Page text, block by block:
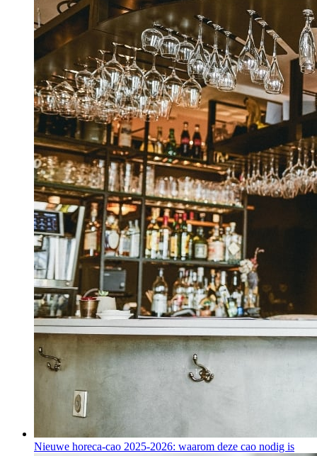
Nieuwe horeca-cao 2025-2026: waarom deze cao nodig is